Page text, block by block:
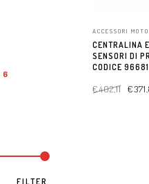
6
FILTER
ACCESSORI
CENTRALINA
SENSORI DI
CODICE
€402,11 €